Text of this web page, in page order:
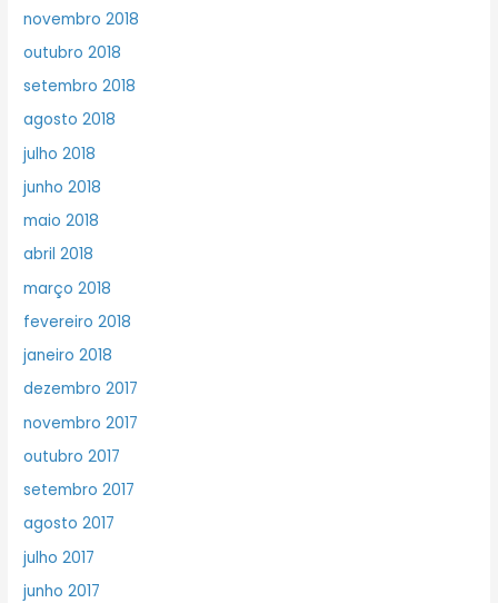
novembro 2018
outubro 2018
setembro 2018
agosto 2018
julho 2018
junho 2018
maio 2018
abril 2018
março 2018
fevereiro 2018
janeiro 2018
dezembro 2017
novembro 2017
outubro 2017
setembro 2017
agosto 2017
julho 2017
junho 2017